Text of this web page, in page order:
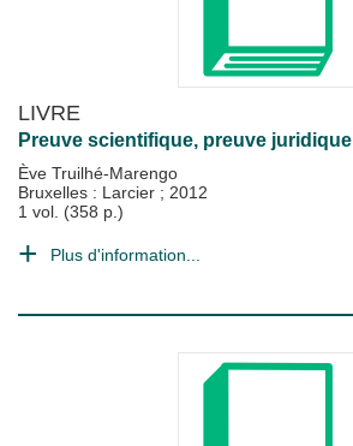
LIVRE
Preuve scientifique, preuve juridique
Ève Truilhé-Marengo
Bruxelles : Larcier ; 2012
1 vol. (358 p.)
Plus d'information...